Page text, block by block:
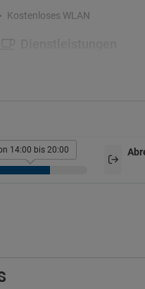
Kostenloses WLAN
14:00 bis 20:00